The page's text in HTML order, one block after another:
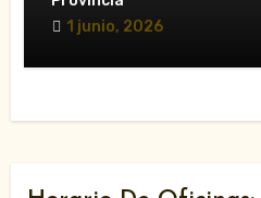
1 junio, 2026